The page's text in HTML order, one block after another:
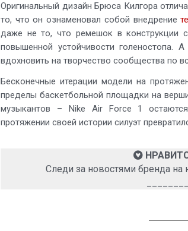
Оригинальный дизайн Брюса Килгора
то, что он ознаменовал собой внедрение
даже не то, что ремешок в конструкции
повышенной устойчивости голеностопа.
вдохновить на творчество сообщества по
Бесконечные итерации модели на
пределы баскетбольной площадки на
музыкантов – Nike Air Force 1
протяжении своей истории силуэт
Следи за новостями бренда